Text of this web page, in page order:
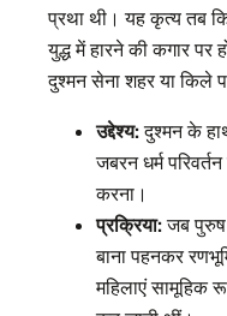
प्रथा थी। यह कृत्य तब
युद्ध में हारने की कगार पर
दुश्मन सेना शहर या किले
उद्देश्य:दुश्मन के
जबरन धर्म
करना।
प्रक्रिया:जब पुरुष
बाना पहनकर
महिलाएं सामूहिक